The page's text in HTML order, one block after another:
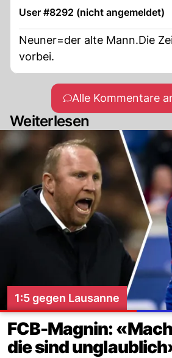
User #8292 (nicht angemeldet)
Neuner=der alte Mann.Die
vorbei.
Alle Kommentare
Weiterlesen
1:5 gegen Lausanne
FCB-Magnin:
die sind